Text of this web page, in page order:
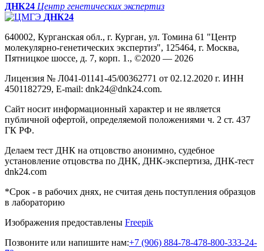
ДНК24 Центр генетических экспертиз
ДНК24
640002, Курганская обл., г. Курган, ул. Томина 61 "Центр
молекулярно-генетических экспертиз", 125464, г. Москва,
Пятницкое шоссе, д. 7, корп. 1., ©2020 — 2026
Лицензия № Л041-01141-45/00362771 от 02.12.2020 г. ИНН
4501182729, E-mail: dnk24@dnk24.com.
Сайт носит информационный характер и не является
публичной офертой, определяемой положениями ч. 2 ст. 437
ГК РФ.
Делаем тест ДНК на отцовство анонимно, судебное
установление отцовства по ДНК, ДНК-экспертиза, ДНК-тест
dnk24.com
*Срок - в рабочих днях, не считая день поступления образцов
в лабораторию
Изображения предоставлены Freepik
Позвоните или напишите нам:+7 (906) 884-78-478-800-333-24-